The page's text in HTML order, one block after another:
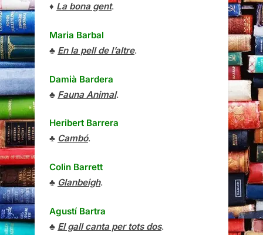
♦ La bona gent.
Maria Barbal
♣ En la pell de l’altre.
Damià Bardera
♣ Fauna Animal.
Heribert Barrera
♣ Cambó.
Colin Barrett
♣ Glanbeigh.
Agustí Bartra
♣ El gall canta per tots dos.